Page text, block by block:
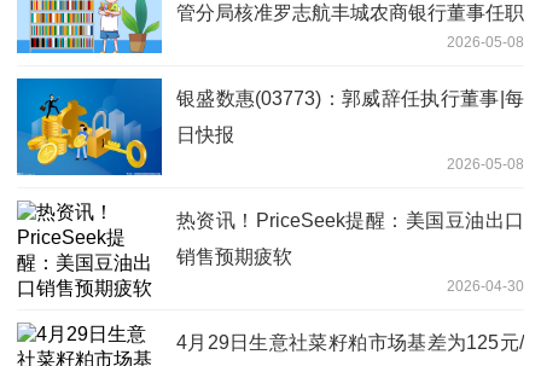
管分局核准罗志航丰城农商银行董事任职
2026-05-08
银盛数惠(03773)：郭威辞任执行董事|每
日快报
2026-05-08
热资讯！PriceSeek提醒：美国豆油出口
销售预期疲软
2026-04-30
4月29日生意社菜籽粕市场基差为125元/